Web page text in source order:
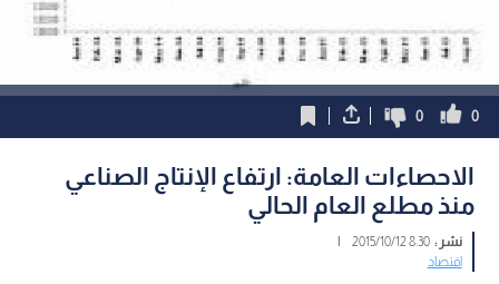
0
0
الاحصاءات العامة: ارتفاع الإنتاج الصناعي
منذ مطلع العام الحالي
نشر :8:30 2015/10/12
|
اقتصاد